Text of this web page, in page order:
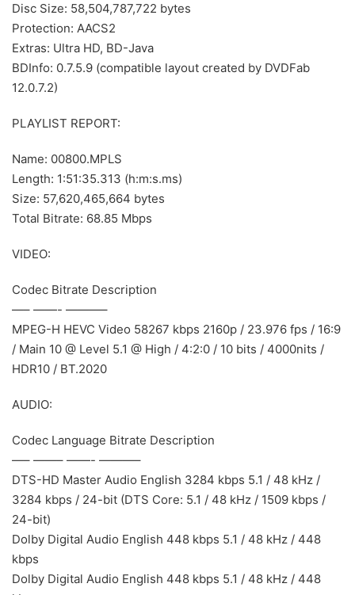
Disc Size: 58,504,787,722 bytes
Protection: AACS2
Extras: Ultra HD, BD-Java
BDInfo: 0.7.5.9 (compatible layout created by DVDFab
12.0.7.2)
PLAYLIST REPORT:
Name: 00800.MPLS
Length: 1:51:35.313 (h:m:s.ms)
Size: 57,620,465,664 bytes
Total Bitrate: 68.85 Mbps
VIDEO:
Codec Bitrate Description
—– ——- ———–
MPEG-H HEVC Video 58267 kbps 2160p / 23.976 fps / 16:9
/ Main 10 @ Level 5.1 @ High / 4:2:0 / 10 bits / 4000nits /
HDR10 / BT.2020
AUDIO:
Codec Language Bitrate Description
—– ——– ——- ———–
DTS-HD Master Audio English 3284 kbps 5.1 / 48 kHz /
3284 kbps / 24-bit (DTS Core: 5.1 / 48 kHz / 1509 kbps /
24-bit)
Dolby Digital Audio English 448 kbps 5.1 / 48 kHz / 448
kbps
Dolby Digital Audio English 448 kbps 5.1 / 48 kHz / 448